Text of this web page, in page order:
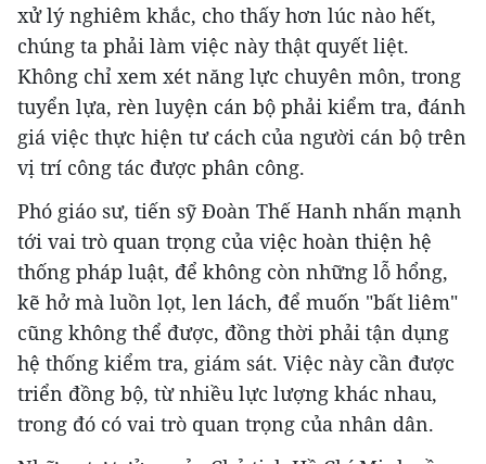
xử lý nghiêm khắc, cho thấy hơn lúc nào hết,
chúng ta phải làm việc này thật quyết liệt.
Không chỉ xem xét năng lực chuyên môn, trong
tuyển lựa, rèn luyện cán bộ phải kiểm tra, đánh
giá việc thực hiện tư cách của người cán bộ trên
vị trí công tác được phân công.
Phó giáo sư, tiến sỹ Đoàn Thế Hanh nhấn mạnh
tới vai trò quan trọng của việc hoàn thiện hệ
thống pháp luật, để không còn những lỗ hổng,
kẽ hở mà luồn lọt, len lách, để muốn "bất liêm"
cũng không thể được, đồng thời phải tận dụng
hệ thống kiểm tra, giám sát. Việc này cần được
triển đồng bộ, từ nhiều lực lượng khác nhau,
trong đó có vai trò quan trọng của nhân dân.